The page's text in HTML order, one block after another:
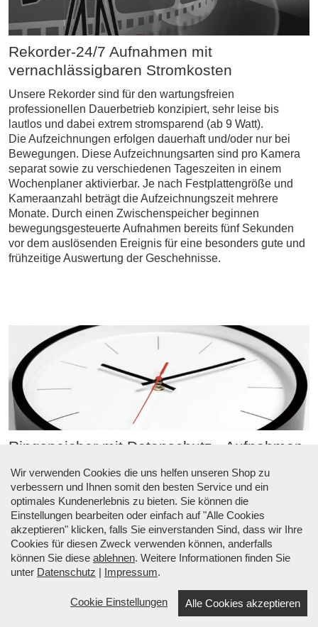
Rekorder-24/7 Aufnahmen mit
vernachlässigbaren Stromkosten
Unsere Rekorder sind für den wartungsfreien
professionellen Dauerbetrieb konzipiert, sehr leise bis
lautlos und dabei extrem stromsparend (ab 9 Watt).
Die Aufzeichnungen erfolgen dauerhaft und/oder nur bei
Bewegungen. Diese Aufzeichnungsarten sind pro Kamera
separat sowie zu verschiedenen Tageszeiten in einem
Wochenplaner aktivierbar. Je nach Festplattengröße und
Kameraanzahl beträgt die Aufzeichnungszeit mehrere
Monate. Durch einen Zwischenspeicher beginnen
bewegungsgesteuerte Aufnahmen bereits fünf Sekunden
vor dem auslösenden Ereignis für eine besonders gute und
frühzeitige Auswertung der Geschehnisse.
Ringspeicher mit Datenschutz - Aufnahmen
in einer Endlos-Schleife Loop
Ist die Festplatte voll, so werden die ältesten Aufnahmen
schrittweise gelöscht. Durch dieses automatische Löschen
der ältesten Aufnahmen wird ständig Platz für die neuesten
Bilder geschaffen. Es handelt sich um einen sog.
„Ringspeicher“.
Darüber hinaus kann pro Kamera aus Datenschutzgründen
die Anzahl der gespeicherten Tage begrenzt werden, z. B.
auf die in Deutschland üblichen drei Tage.
Wir verwenden Cookies die uns helfen unseren Shop zu
verbessern und Ihnen somit den besten Service und ein
optimales Kundenerlebnis zu bieten. Sie können die
Einstellungen bearbeiten oder einfach auf "Alle Cookies
akzeptieren" klicken, falls Sie einverstanden Sind, dass wir Ihre
Cookies für diesen Zweck verwenden können, anderfalls
können Sie diese ablehnen. Weitere Informationen finden Sie
unter Datenschutz | Impressum.
Cookie Einstellungen Alle Cookies akzeptieren